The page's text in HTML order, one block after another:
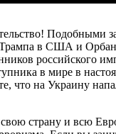
Подобными
Трампа в США и
российского
в мире в
что на Украину
страну и всю